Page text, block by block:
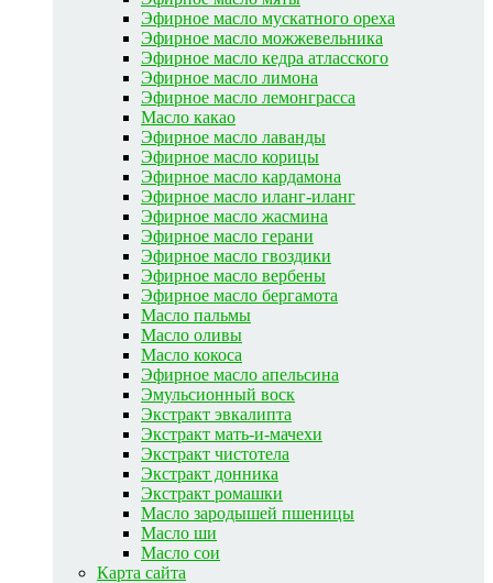
Эфирное масло мускатного ореха
Эфирное масло можжевельника
Эфирное масло кедра атласского
Эфирное масло лимона
Эфирное масло лемонграсса
Масло какао
Эфирное масло лаванды
Эфирное масло корицы
Эфирное масло кардамона
Эфирное масло иланг-иланг
Эфирное масло жасмина
Эфирное масло герани
Эфирное масло гвоздики
Эфирное масло вербены
Эфирное масло бергамота
Масло пальмы
Масло оливы
Масло кокоса
Эфирное масло апельсина
Эмульсионный воск
Экстракт эвкалипта
Экстракт мать-и-мачехи
Экстракт чистотела
Экстракт донника
Экстракт ромашки
Масло зародышей пшеницы
Масло ши
Масло сои
Карта сайта